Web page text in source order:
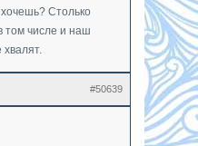
Столько
том числе и наш
#50639